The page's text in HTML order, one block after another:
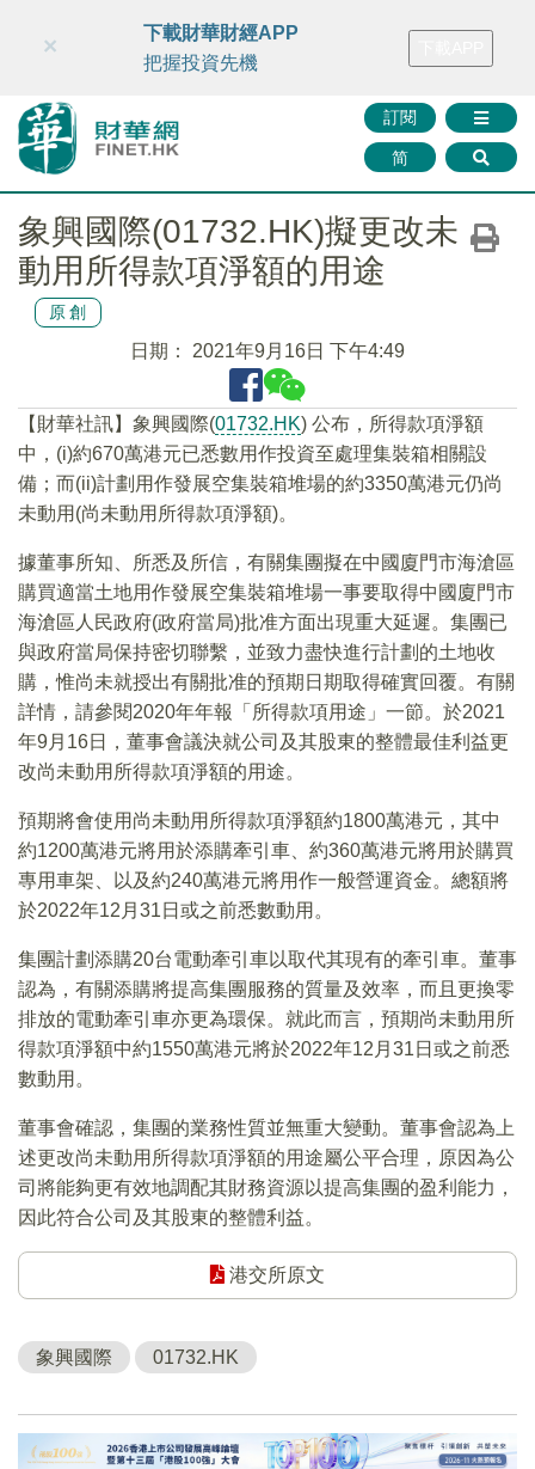
財華智庫網 FINTV FINMETA 財華證券 媒體矩陣
訂閱
简
×
下載財華財經APP
把握投資先機
象興國際(01732.HK)擬更改未
動用所得款項淨額的用途
原創
日期： 2021年9月16日 下午4:49
【財華社訊】象興國際(01732.HK) 公布，所得款項淨額
中，(i)約670萬港元已悉數用作投資至處理集裝箱相關設
備；而(ii)計劃用作發展空集裝箱堆場的約3350萬港元仍尚
未動用(尚未動用所得款項淨額)。
據董事所知、所悉及所信，有關集團擬在中國廈門市海滄區
購買適當土地用作發展空集裝箱堆場一事要取得中國廈門市
海滄區人民政府(政府當局)批准方面出現重大延遲。集團已
與政府當局保持密切聯繫，並致力盡快進行計劃的土地收
購，惟尚未就授出有關批准的預期日期取得確實回覆。有關
詳情，請參閱2020年年報「所得款項用途」一節。於2021
年9月16日，董事會議決就公司及其股東的整體最佳利益更
改尚未動用所得款項淨額的用途。
預期將會使用尚未動用所得款項淨額約1800萬港元，其中
約1200萬港元將用於添購牽引車、約360萬港元將用於購買
專用車架、以及約240萬港元將用作一般營運資金。總額將
於2022年12月31日或之前悉數動用。
集團計劃添購20台電動牽引車以取代其現有的牽引車。董事
認為，有關添購將提高集團服務的質量及效率，而且更換零
排放的電動牽引車亦更為環保。就此而言，預期尚未動用所
得款項淨額中約1550萬港元將於2022年12月31日或之前悉
數動用。
董事會確認，集團的業務性質並無重大變動。董事會認為上
述更改尚未動用所得款項淨額的用途屬公平合理，原因為公
司將能夠更有效地調配其財務資源以提高集團的盈利能力，
因此符合公司及其股東的整體利益。
港交所原文
象興國際 01732.HK